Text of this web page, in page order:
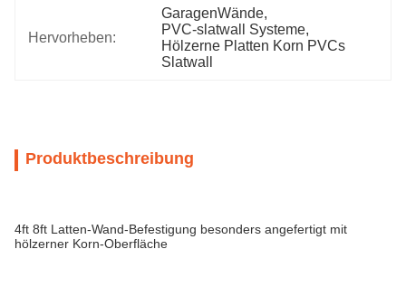
Hervorheben:
GaragenWände,
PVC-slatwall Systeme,
Hölzerne Platten Korn PVCs
Slatwall
Produktbeschreibung
4ft 8ft Latten-Wand-Befestigung besonders angefertigt mit
hölzerner Korn-Oberfläche